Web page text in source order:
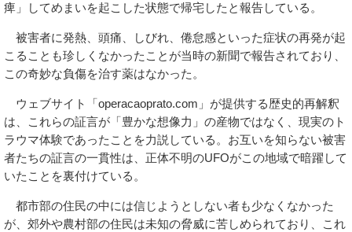
痺」してめまいを起こした状態で帰宅したと報告している。
被害者に発熱、頭痛、しびれ、倦怠感といった症状の再発が起
こることも珍しくなかったことが当時の新聞で報告されており、
この奇妙な負傷を治す薬はなかった。
ウェブサイト「operacaoprato.com」が提供する歴史的再解釈
は、これらの証言が「豊かな想像力」の産物ではなく、現実のト
ラウマ体験であったことを力説している。お互いを知らない被害
者たちの証言の一貫性は、正体不明のUFOがこの地域で暗躍して
いたことを裏付けている。
都市部の住民の中には信じようとしない者も少なくなかった
が、郊外や農村部の住民は未知の脅威に苦しめられており、これ